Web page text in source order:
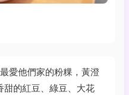
愛他們家的粉粿，黃澄
甜的紅豆、綠豆、大花